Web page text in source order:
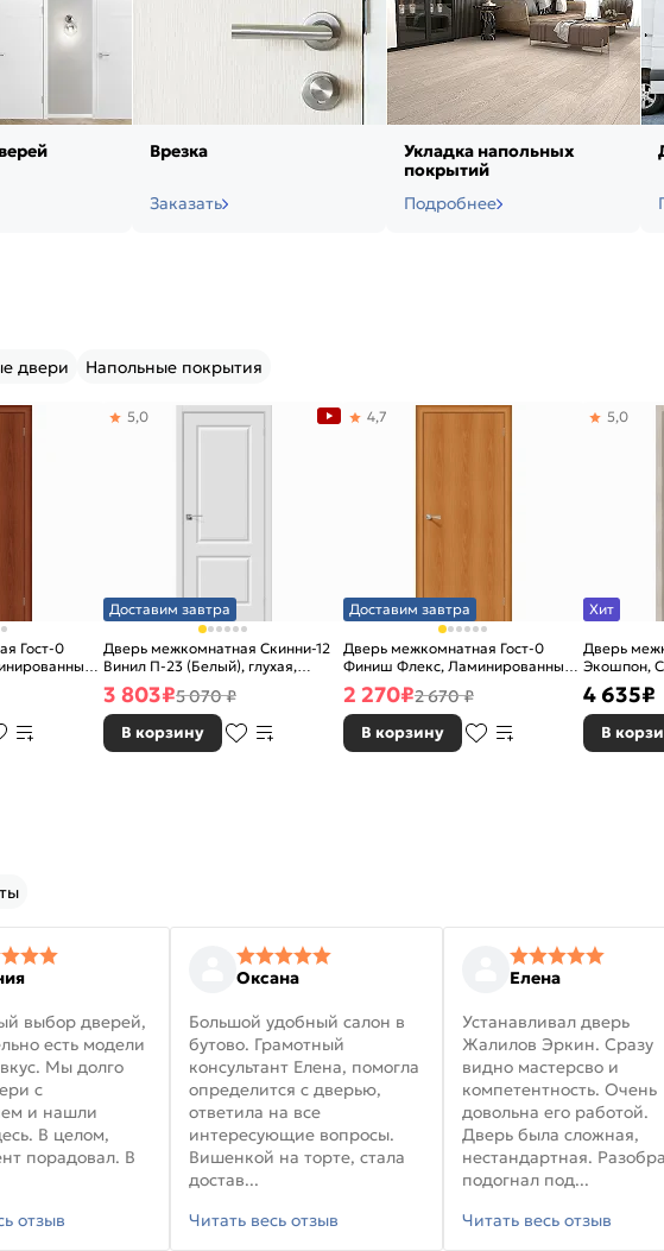
Врезка
Заказать
Укладка напольных
покрытий
Подробнее
двери Напольные покрытия
Гост-0
Доставим завтра
Дверь межкомнатная Скинни-12
Винил П-23 (Белый), глухая,
скиновая
5,0
3 803₽5 070 ₽
В корзину
Доставим завтра
Дверь межкомнатная Гост-0
Финиш Флекс, Ламинированные
Л-12 (МиланОрех), глухая,
каркасно-щитовая
4,7
2 270₽2 670 ₽
В корзину
Хит
Дверь
Экошпон,
5,0
4 635₽
В
выбор дверей,
есть модели
Мы долго
с
и нашли
В целом,
порадовал. В
отзыв
Оксана
Большой удобный салон в
бутово. Грамотный
консультант Елена, помогла
определится с дверью,
ответила на все
интересующие вопросы.
Вишенкой на торте, стала
достав...
Читать весь отзыв
Елена
Устанавливал дверь
Жалилов Эркин. Сразу
видно мастерсво и
компетентность. Очень
довольна его работой.
Дверь была сложная,
нестандартная.
подогнал под...
Читать весь отзыв